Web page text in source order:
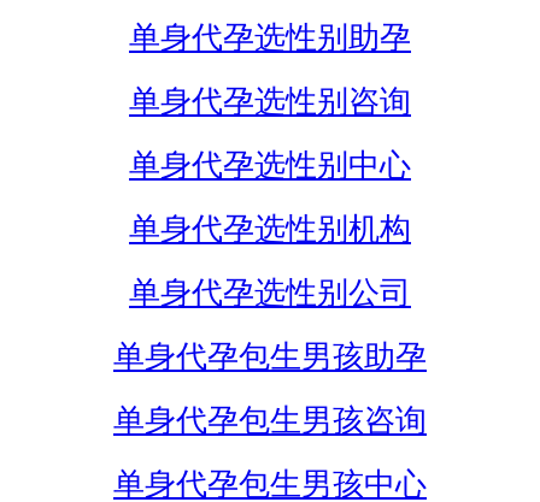
单身代孕选性别助孕
单身代孕选性别咨询
单身代孕选性别中心
单身代孕选性别机构
单身代孕选性别公司
单身代孕包生男孩助孕
单身代孕包生男孩咨询
单身代孕包生男孩中心